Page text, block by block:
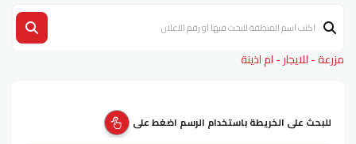
مزرعة - للايجار - ام اذينة
للبحث على الخريطة باستخدام الرسم اضغط على